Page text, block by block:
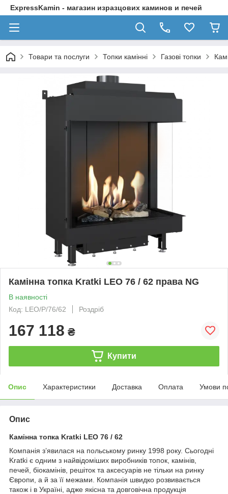
ExpressKamin - магазин изразцових каминов и печей
Товари та послуги Топки камінні Газові топки
Камінна топка Kratki LEO 76 / 62 права NG
В наявності
Код: LEO/P/76/62
Роздріб
167 118 ₴
Купити
Опис Характеристики Доставка Оплата Умови
Опис
Камінна топка Kratki LEO 76 / 62
Компанія з’явилася на польському ринку 1998 року. Сьогодні
Kratki є одним з найвідоміших виробників топок, камінів,
печей, біокамінів, решіток та аксесуарів не тільки на ринку
Європи, а й за її межами. Компанія швидко розвивається
також і в Україні, адже якісна та довговічна продукція